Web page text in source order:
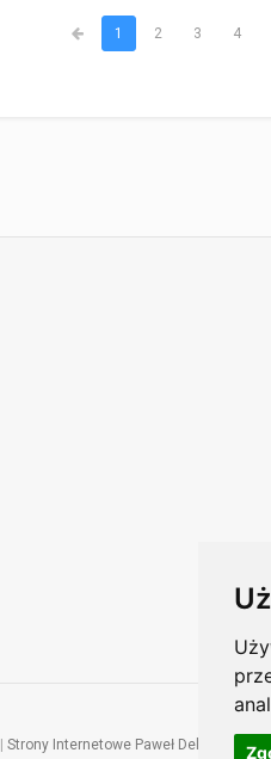
1 2 3 4
Strony Internetowe Paweł Deluga